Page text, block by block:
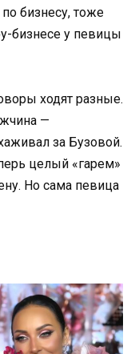
бизнесу, тоже
бизнесе у певицы
ходят разные.
—
за Бузовой.
целый «гарем»
Но сама певица